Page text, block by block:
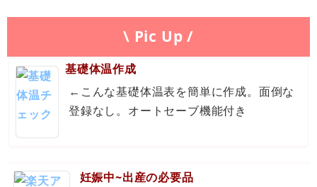
\ Pic Up /
基礎体温作成
←こんな基礎体温表を簡単に作成。面倒な
登録なし。オートセーブ機能付き
妊娠中~出産の必要品